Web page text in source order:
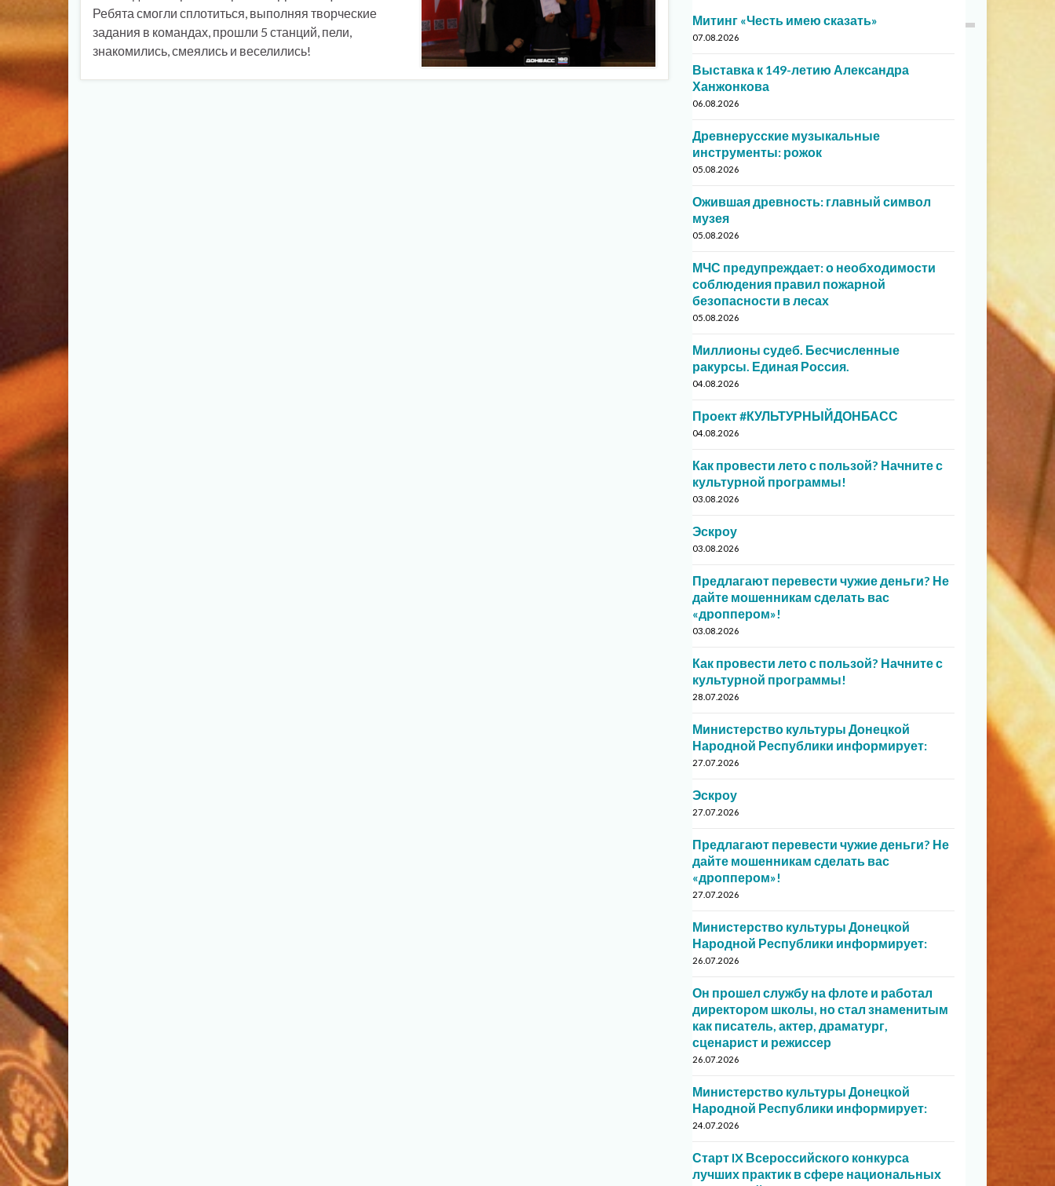
Ребята смогли сплотиться, выполняя творческие
задания в командах, прошли 5 станций, пели,
знакомились, смеялись и веселились!
Митинг «Честь имею сказать»
07.08.2026
Выставка к 149-летию Александра
Ханжонкова
06.08.2026
Древнерусские музыкальные
инструменты: рожок
05.08.2026
Ожившая древность: главный символ
музея
05.08.2026
МЧС предупреждает: о необходимости
соблюдения правил пожарной
безопасности в лесах
05.08.2026
Миллионы судеб. Бесчисленные
ракурсы. Единая Россия.
04.08.2026
Проект #КУЛЬТУРНЫЙДОНБАСС
04.08.2026
Как провести лето с пользой? Начните с
культурной программы!
03.08.2026
Эскроу
03.08.2026
Предлагают перевести чужие деньги? Не
дайте мошенникам сделать вас
«дроппером»!
03.08.2026
Как провести лето с пользой? Начните с
культурной программы!
28.07.2026
Министерство культуры Донецкой
Народной Республики информирует:
27.07.2026
Эскроу
27.07.2026
Предлагают перевести чужие деньги? Не
дайте мошенникам сделать вас
«дроппером»!
27.07.2026
Министерство культуры Донецкой
Народной Республики информирует:
26.07.2026
Он прошел службу на флоте и работал
директором школы, но стал знаменитым
как писатель, актер, драматург,
сценарист и режиссер
26.07.2026
Министерство культуры Донецкой
Народной Республики информирует:
24.07.2026
Старт IX Всероссийского конкурса
лучших практик в сфере национальных